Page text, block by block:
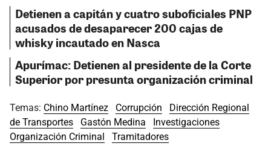
Detienen a capitán y cuatro suboficiales PNP
acusados de desaparecer 200 cajas de
whisky incautado en Nasca
Apurímac: Detienen al presidente de la Corte
Superior por presunta organización criminal
Temas: Chino Martínez Corrupción
Dirección Regional
de Transportes
Gastón Medina
Investigaciones
Organización Criminal
Tramitadores